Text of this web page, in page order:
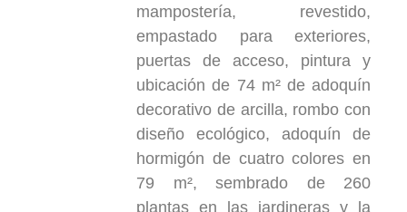
mampostería, revestido,
empastado para exteriores,
puertas de acceso, pintura y
ubicación de 74 m² de adoquín
decorativo de arcilla, rombo con
diseño ecológico, adoquín de
hormigón de cuatro colores en
79 m², sembrado de 260
plantas en las jardineras y la